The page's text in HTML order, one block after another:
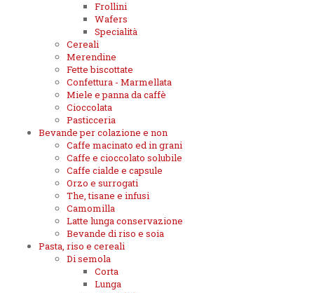
Frollini
Wafers
Specialità
Cereali
Merendine
Fette biscottate
Confettura - Marmellata
Miele e panna da caffè
Cioccolata
Pasticceria
Bevande per colazione e non
Caffe macinato ed in grani
Caffe e cioccolato solubile
Caffe cialde e capsule
Orzo e surrogati
The, tisane e infusi
Camomilla
Latte lunga conservazione
Bevande di riso e soia
Pasta, riso e cereali
Di semola
Corta
Lunga